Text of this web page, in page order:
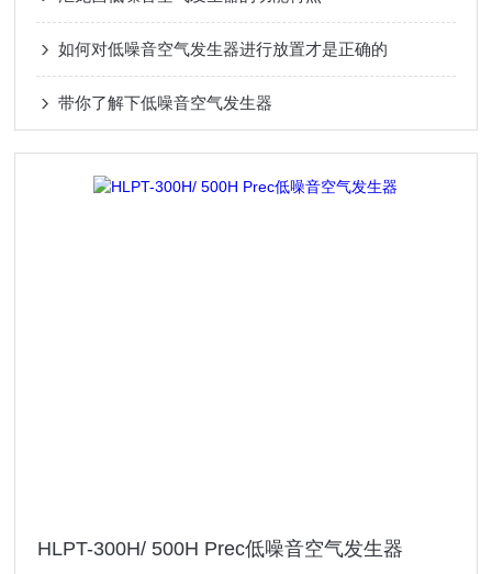
如何对低噪音空气发生器进行放置才是正确的
带你了解下低噪音空气发生器
HLPT-300H/ 500H Prec低噪音空气发生器